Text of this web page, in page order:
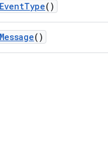
EventType()
Message()